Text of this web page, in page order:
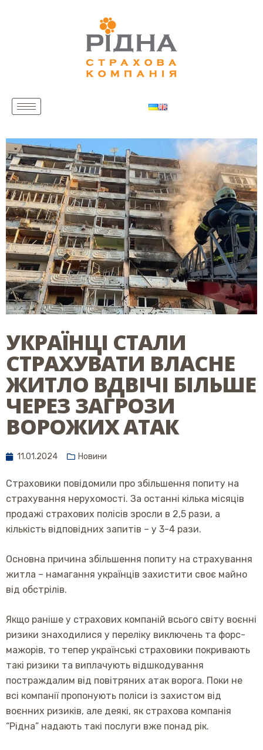
УКРАЇНЦІ СТАЛИ
СТРАХУВАТИ ВЛАСНЕ
ЖИТЛО ВДВІЧІ БІЛЬШЕ
ЧЕРЕЗ ЗАГРОЗИ
ВОРОЖИХ АТАК
11.01.2024 Новини
Страховики повідомили про збільшення попиту на
страхування нерухомості. За останні кілька місяців
продажі страхових полісів зросли в 2,5 рази, а
кількість відповідних запитів – у 3-4 рази.
Основна причина збільшення попиту на страхування
житла – намагання українців захистити своє майно
від обстрілів.
Якщо раніше у страхових компаній всього світу воєнні
ризики знаходилися у переліку виключень та форс-
мажорів, то тепер українські страховики покривають
такі ризики та виплачують відшкодування
постраждалим від повітряних атак ворога. Поки не
всі компанії пропонують поліси із захистом від
воєнних ризиків, але деякі, як страхова компанія
“Рідна” надають такі послуги вже понад рік.